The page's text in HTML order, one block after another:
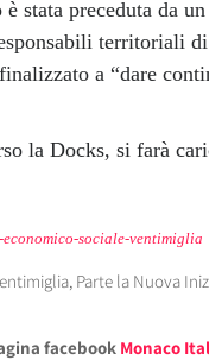
stata preceduta da
territoriali
a “dare
la Docks, si farà
sociale-ventimiglia
facebook Monaco